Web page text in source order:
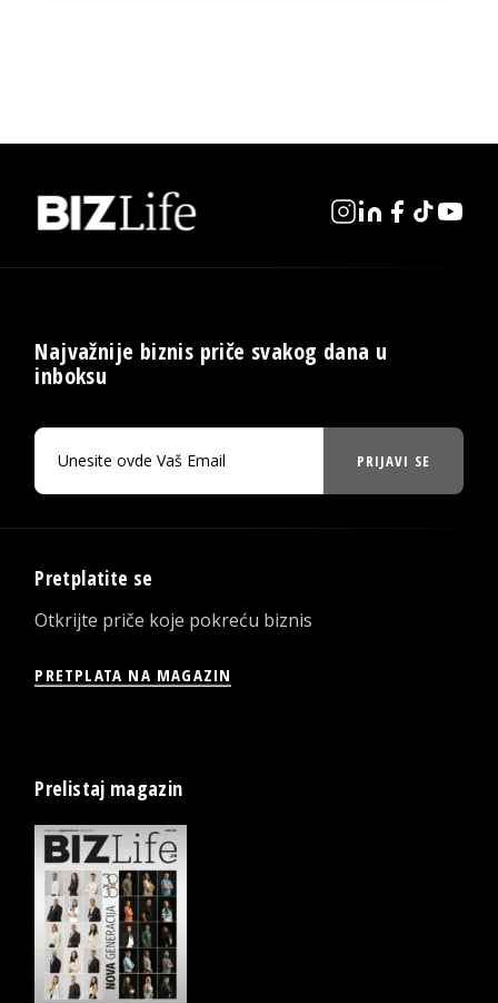
Najvažnije biznis priče svakog dana u
inboksu
PRIJAVI SE
Pretplatite se
Otkrijte priče koje pokreću biznis
PRETPLATA NA MAGAZIN
Prelistaj magazin